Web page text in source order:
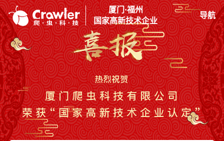
厦门·福州
国家高新技术企业
导航